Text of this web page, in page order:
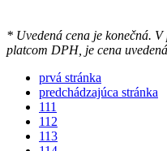
* Uvedená cena je konečná.
platcom DPH, je cena
prvá stránka
predchádzajúca stránka
111
112
113